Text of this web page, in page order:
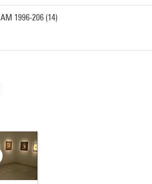
AM 1996-206 (14)